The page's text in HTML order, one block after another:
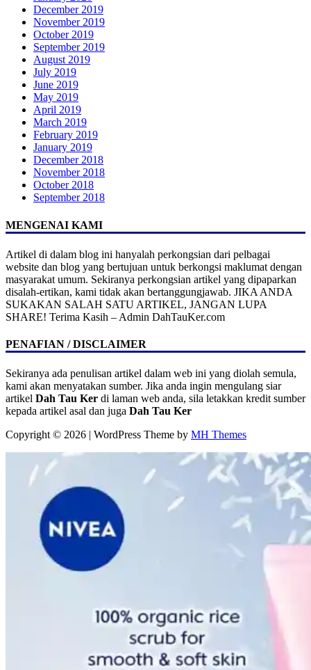
December 2019
November 2019
October 2019
September 2019
August 2019
July 2019
June 2019
May 2019
April 2019
March 2019
February 2019
January 2019
December 2018
November 2018
October 2018
September 2018
MENGENAI KAMI
Artikel di dalam blog ini hanyalah perkongsian dari pelbagai
website dan blog yang bertujuan untuk berkongsi maklumat dengan
masyarakat umum. Sekiranya perkongsian artikel yang dipaparkan
disalah-ertikan, kami tidak akan bertanggungjawab. JIKA ANDA
SUKAKAN SALAH SATU ARTIKEL, JANGAN LUPA
SHARE! Terima Kasih – Admin DahTauKer.com
PENAFIAN / DISCLAIMER
Sekiranya ada penulisan artikel dalam web ini yang diolah semula,
kami akan menyatakan sumber. Jika anda ingin mengulang siar
artikel Dah Tau Ker di laman web anda, sila letakkan kredit sumber
kepada artikel asal dan juga Dah Tau Ker
Copyright © 2026 | WordPress Theme by MH Themes